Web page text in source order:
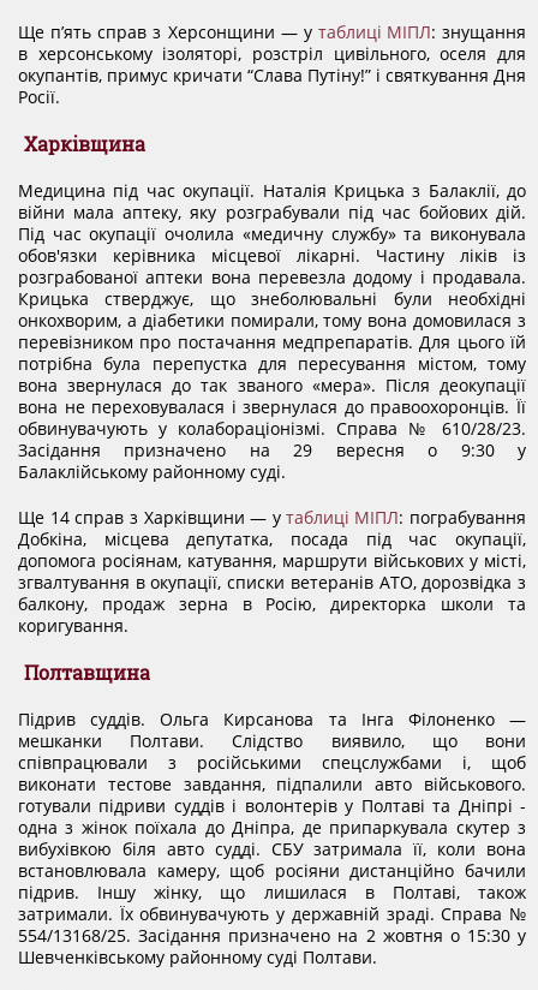
Ще п’ять справ з Херсонщини — у таблиці МІПЛ: знущання
в херсонському ізоляторі, розстріл цивільного, оселя для
окупантів, примус кричати “Слава Путіну!” і святкування Дня
Росії.
Харківщина
Медицина під час окупації. Наталія Крицька з Балаклії, до
війни мала аптеку, яку розграбували під час бойових дій.
Під час окупації очолила «медичну службу» та виконувала
обов'язки керівника місцевої лікарні. Частину ліків із
розграбованої аптеки вона перевезла додому і продавала.
Крицька стверджує, що знеболювальні були необхідні
онкохворим, а діабетики помирали, тому вона домовилася з
перевізником про постачання медпрепаратів. Для цього їй
потрібна була перепустка для пересування містом, тому
вона звернулася до так званого «мера». Після деокупації
вона не переховувалася і звернулася до правоохоронців. Її
обвинувачують у колабораціонізмі. Справа № 610/28/23.
Засідання призначено на 29 вересня о 9:30 у
Балаклійському районному суді.
Ще 14 справ з Харківщини — утаблиці МІПЛ: пограбування
Добкіна, місцева депутатка, посада під час окупації,
допомога росіянам, катування, маршрути військових у місті,
згвалтування в окупації, списки ветеранів АТО, дорозвідка з
балкону, продаж зерна в Росію, директорка школи та
коригування.
Полтавщина
Підрив суддів. Ольга Кирсанова та Інга Філоненко —
мешканки Полтави. Слідство виявило, що вони
співпрацювали з російськими спецслужбами і, щоб
виконати тестове завдання, підпалили авто військового.
готували підриви суддів і волонтерів у Полтаві та Дніпрі -
одна з жінок поїхала до Дніпра, де припаркувала скутер з
вибухівкою біля авто судді. СБУ затримала її, коли вона
встановлювала камеру, щоб росіяни дистанційно бачили
підрив. Іншу жінку, що лишилася в Полтаві, також
затримали. Їх обвинувачують у державній зраді. Справа №
554/13168/25. Засідання призначено на 2 жовтня о 15:30 у
Шевченківському районному суді Полтави.